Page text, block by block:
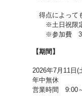
得点によって
※土日祝限
※参加費
【期間】
2026年7月11日(
年中無休
営業時間 9:00